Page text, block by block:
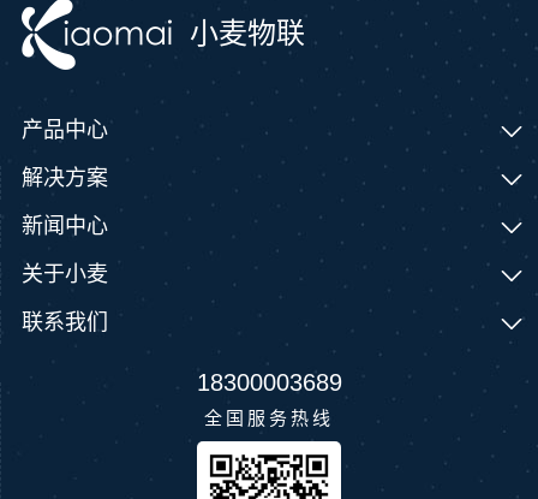
小麦物联
产品中心
解决方案
新闻中心
关于小麦
联系我们
18300003689
全国服务热线